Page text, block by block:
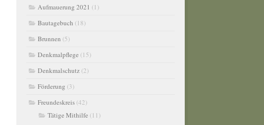
Aufmauerung 2021 (1)
Bautagebuch (18)
Brunnen (5)
Denkmalpflege (15)
Denkmalschutz (2)
Förderung (3)
Freundeskreis (42)
Tätige Mithilfe (11)